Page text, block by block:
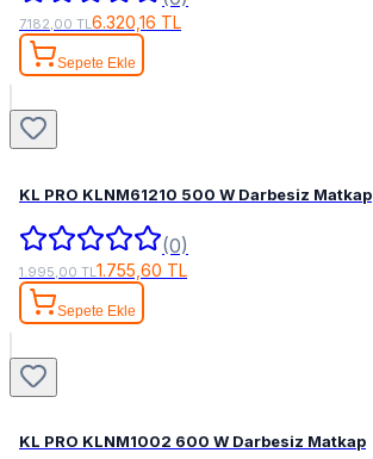
7.182,00 TL6.320,16 TL
Sepete Ekle
KL PRO KLNM61210 500 W Darbesiz Matkap
(0)
1.995,00 TL1.755,60 TL
Sepete Ekle
KL PRO KLNM1002 600 W Darbesiz Matkap